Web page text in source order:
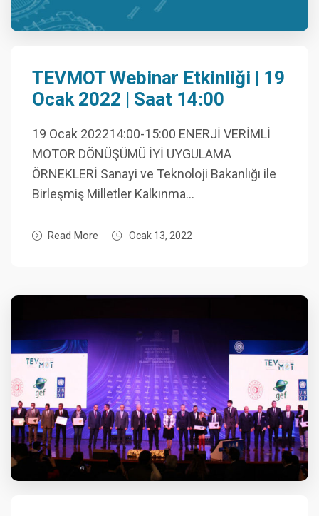
TEVMOT Webinar Etkinliği | 19
Ocak 2022 | Saat 14:00
19 Ocak 202214:00-15:00 ENERJİ VERİMLİ
MOTOR DÖNÜŞÜMÜ İYİ UYGULAMA
ÖRNEKLERİ Sanayi ve Teknoloji Bakanlığı ile
Birleşmiş Milletler Kalkınma…
Read More Ocak 13, 2022